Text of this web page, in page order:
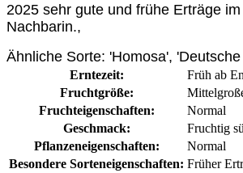
2025 sehr gute und frühe Erträge
Nachbarin.,
Ähnliche Sorte: 'Homosa',
Erntezeit:
Früh ab
Fruchtgröße:
Fruchteigenschaften:
Normal
Geschmack:
Fruchtig
Pflanzeneigenschaften:
Normal
Besondere Sorteneigenschaften: Früher